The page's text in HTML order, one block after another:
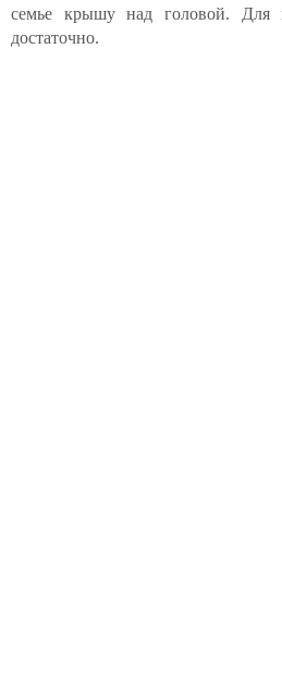
семье крышу над головой. Для
достаточно.